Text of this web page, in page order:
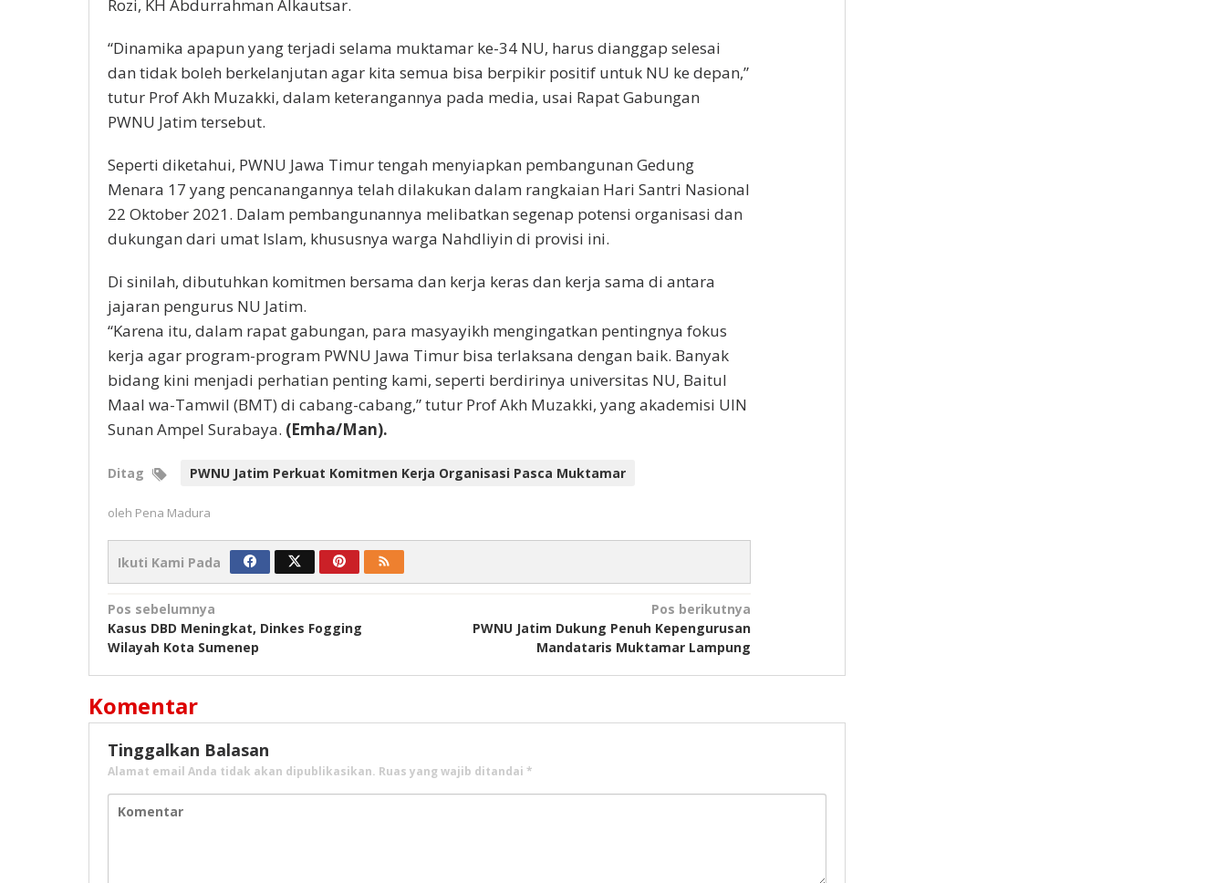
Rozi, KH Abdurrahman Alkautsar.
“Dinamika apapun yang terjadi selama muktamar ke-34 NU, harus dianggap selesai
dan tidak boleh berkelanjutan agar kita semua bisa berpikir positif untuk NU ke depan,”
tutur Prof Akh Muzakki, dalam keterangannya pada media, usai Rapat Gabungan
PWNU Jatim tersebut.
Seperti diketahui, PWNU Jawa Timur tengah menyiapkan pembangunan Gedung
Menara 17 yang pencanangannya telah dilakukan dalam rangkaian Hari Santri Nasional
22 Oktober 2021. Dalam pembangunannya melibatkan segenap potensi organisasi dan
dukungan dari umat Islam, khususnya warga Nahdliyin di provisi ini.
Di sinilah, dibutuhkan komitmen bersama dan kerja keras dan kerja sama di antara
jajaran pengurus NU Jatim.
“Karena itu, dalam rapat gabungan, para masyayikh mengingatkan pentingnya fokus
kerja agar program-program PWNU Jawa Timur bisa terlaksana dengan baik. Banyak
bidang kini menjadi perhatian penting kami, seperti berdirinya universitas NU, Baitul
Maal wa-Tamwil (BMT) di cabang-cabang,” tutur Prof Akh Muzakki, yang akademisi UIN
Sunan Ampel Surabaya. (Emha/Man).
Ditag PWNU Jatim Perkuat Komitmen Kerja Organisasi Pasca Muktamar
oleh Pena Madura
Ikuti Kami Pada
Navigasi
pos
Pos sebelumnya
Kasus DBD Meningkat, Dinkes Fogging
Wilayah Kota Sumenep
Pos berikutnya
PWNU Jatim Dukung Penuh Kepengurusan
Mandataris Muktamar Lampung
Komentar
Tinggalkan Balasan
Alamat email Anda tidak akan dipublikasikan. Ruas yang wajib ditandai *